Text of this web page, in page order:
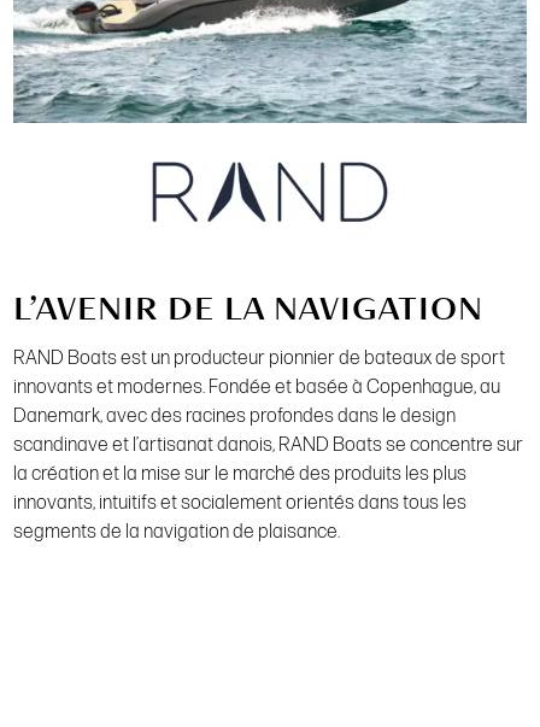
L’AVENIR DE LA NAVIGATION
RAND Boats est un producteur pionnier de bateaux de sport
innovants et modernes. Fondée et basée à Copenhague, au
Danemark, avec des racines profondes dans le design
scandinave et l’artisanat danois, RAND Boats se concentre sur
la création et la mise sur le marché des produits les plus
innovants, intuitifs et socialement orientés dans tous les
segments de la navigation de plaisance.